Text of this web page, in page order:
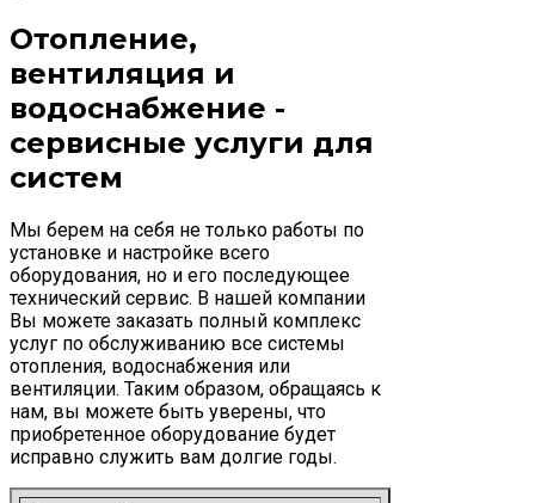
Отопление,
вентиляция и
водоснабжение -
сервисные услуги для
систем
Мы берем на себя не только работы по
установке и настройке всего
оборудования, но и его последующее
технический сервис. В нашей компании
Вы можете заказать полный комплекс
услуг по обслуживанию все системы
отопления, водоснабжения или
вентиляции. Таким образом, обращаясь к
нам, вы можете быть уверены, что
приобретенное оборудование будет
исправно служить вам долгие годы.